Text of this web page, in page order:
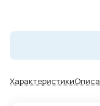
Характеристики